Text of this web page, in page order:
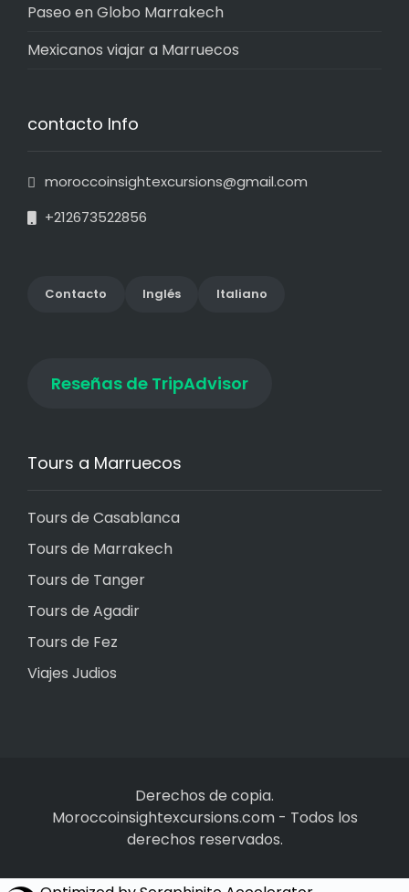
Paseo en Globo Marrakech
Mexicanos viajar a Marruecos
contacto Info
moroccoinsightexcursions@gmail.com
+212673522856
Contacto Inglés Italiano
Reseñas de TripAdvisor
Tours a Marruecos
Tours de Casablanca
Tours de Marrakech
Tours de Tanger
Tours de Agadir
Tours de Fez
Viajes Judios
Derechos de copia.
Moroccoinsightexcursions.com- Todos los
derechos reservados.